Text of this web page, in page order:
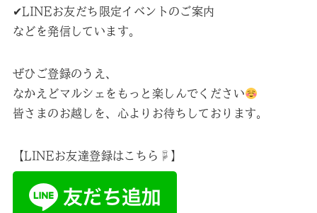
✔︎LINEお友だち限定イベントのご案内
などを発信しています。
ぜひご登録のうえ、
なかえどマルシェをもっと楽しんでください
皆さまのお越しを、心よりお待ちしております。
【LINEお友達登録はこちら☟】